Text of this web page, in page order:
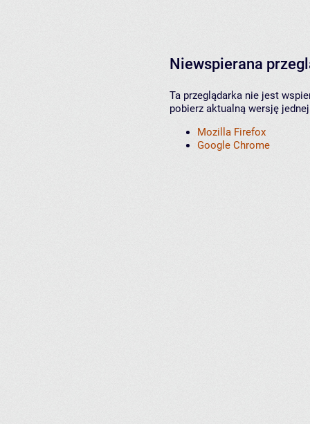
Niewspierana
Ta przeglądarka nie jest
pobierz aktualną wersję
Mozilla Firefox
Google Chrome